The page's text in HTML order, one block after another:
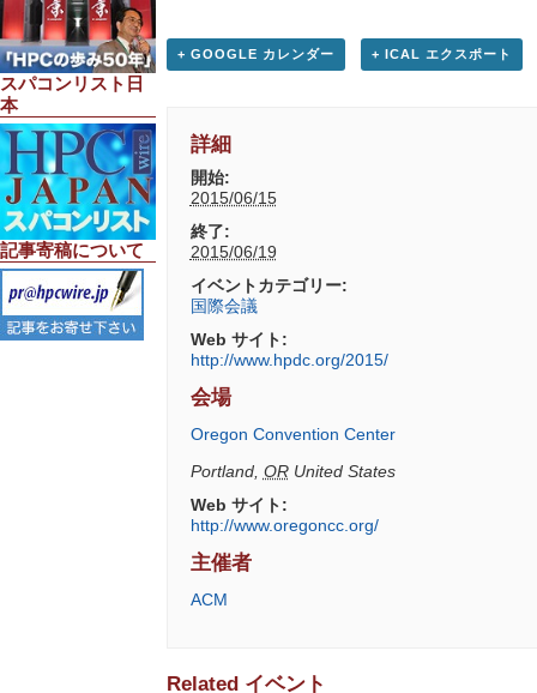
スパコンリスト日
本
記事寄稿について
+ GOOGLE カレンダー + ICAL エクスポート
詳細
開始:
2015/06/15
終了:
2015/06/19
イベントカテゴリー:
国際会議
Web サイト:
http://www.hpdc.org/2015/
会場
Oregon Convention Center
Portland, OR United States
Web サイト:
http://www.oregoncc.org/
主催者
ACM
Related イベント